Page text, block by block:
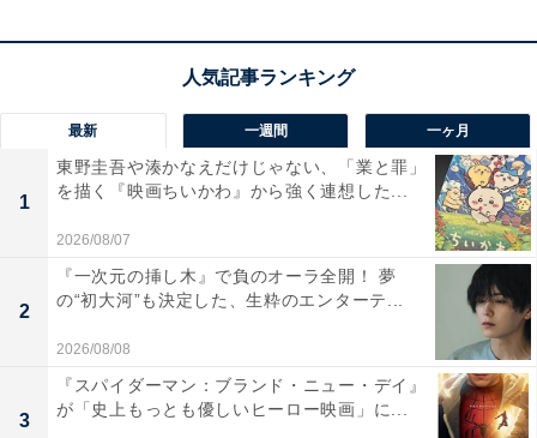
死んでも代わりがいるというのは、比喩表現でも脅
し文句でもなく「ガチ」。主人公のミッキーは死ぬたび
に自分のコピー（劇中では「プリンティング」と呼ばれ
る）が誕生し、死ぬ前のミッキーに代わってコピーが理
不尽な業務に就くという、かわいそうだし倫理的にアウ
トすぎるストーリーになっています。
最新 一週間 一ヶ月
1
東野圭吾や湊かなえだけじゃない、「業と罪」
を描く『映画ちいかわ』から強く連想した...
2026/08/07
2
『一次元の挿し木』で負のオーラ全開！ 夢
の“初大河”も決定した、生粋のエンターテ...
2026/08/08
3
『スパイダーマン：ブランド・ニュー・デイ』
が「史上もっとも優しいヒーロー映画」に...